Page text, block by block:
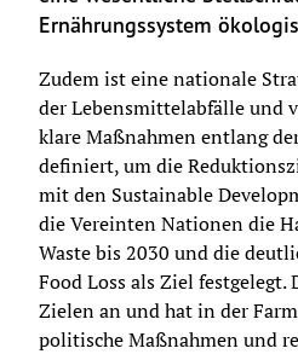
Ernährungssystem
Zudem ist eine nationale
der Lebensmittelabfälle und
klare Maßnahmen entlang
definiert, um die
mit den Sustainable
die Vereinten Nationen die
Waste bis 2030 und die
Food Loss als Ziel festgelegt.
Zielen an und hat in der
politische Maßnahmen und